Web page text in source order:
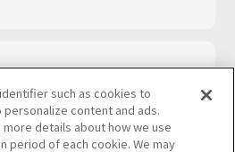
such as cookies to
content and ads.
details about how we use
period of each cookie. We may